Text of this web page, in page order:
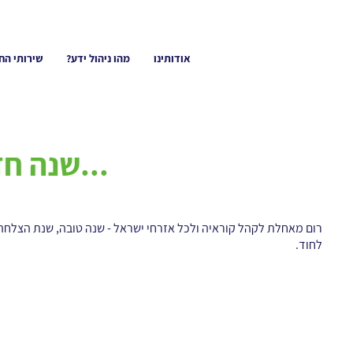
אודותינו מהו ניהול ידע? שירותי
שנה חדשה בפתח...
רום מאחלת לקהל קוראיה ולכל אזרחי ישראל - שנה טובה, שנת
לחוד.